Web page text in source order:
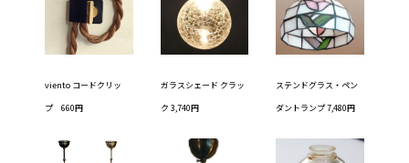
viento コードクリッ
プ 660円
ガラスシェード クラッ
ク 3,740円
ステンドグラス・ペン
ダントランプ 7,480円